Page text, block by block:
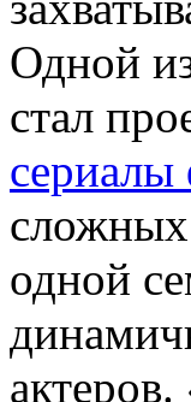
Одной
стал
сериалы
одной